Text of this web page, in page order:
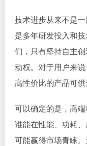
技术进步从来不是
是多年研发投入和
们，只有坚持自主
动权。对于用户来说
高性价比的产品可供
可以确定的是，高端
谁能在性能、功耗
可能赢得市场青睐